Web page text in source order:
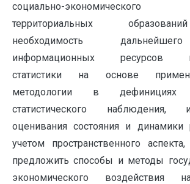
социально-
территориальных
необходимость
информационных ресурсов
статистики на основе
методологии в
статистического
оценивания состояния и
учетом пространственного
предложить способы и методы
экономического воздействия